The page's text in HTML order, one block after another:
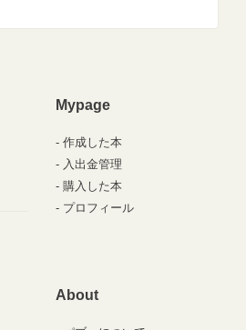
Mypage
作成した本
入出金管理
購入した本
プロフィール
About